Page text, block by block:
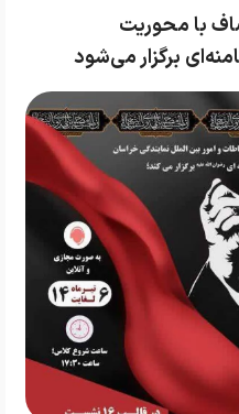
با محوریت
برگزار می‌شود